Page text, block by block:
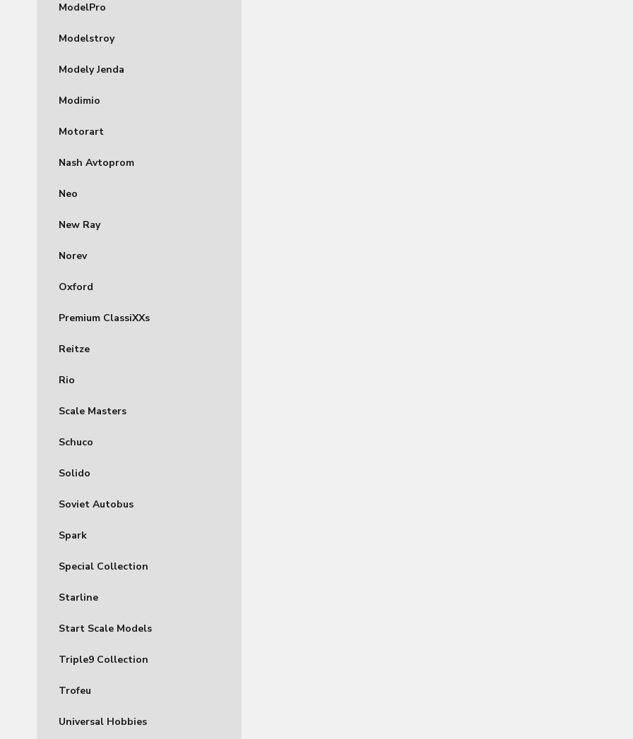
ModelPro
Modelstroy
Modely Jenda
Modimio
Motorart
Nash Avtoprom
Neo
New Ray
Norev
Oxford
Premium ClassiXXs
Reitze
Rio
Scale Masters
Schuco
Solido
Soviet Autobus
Spark
Special Collection
Starline
Start Scale Models
Triple9 Collection
Trofeu
Universal Hobbies